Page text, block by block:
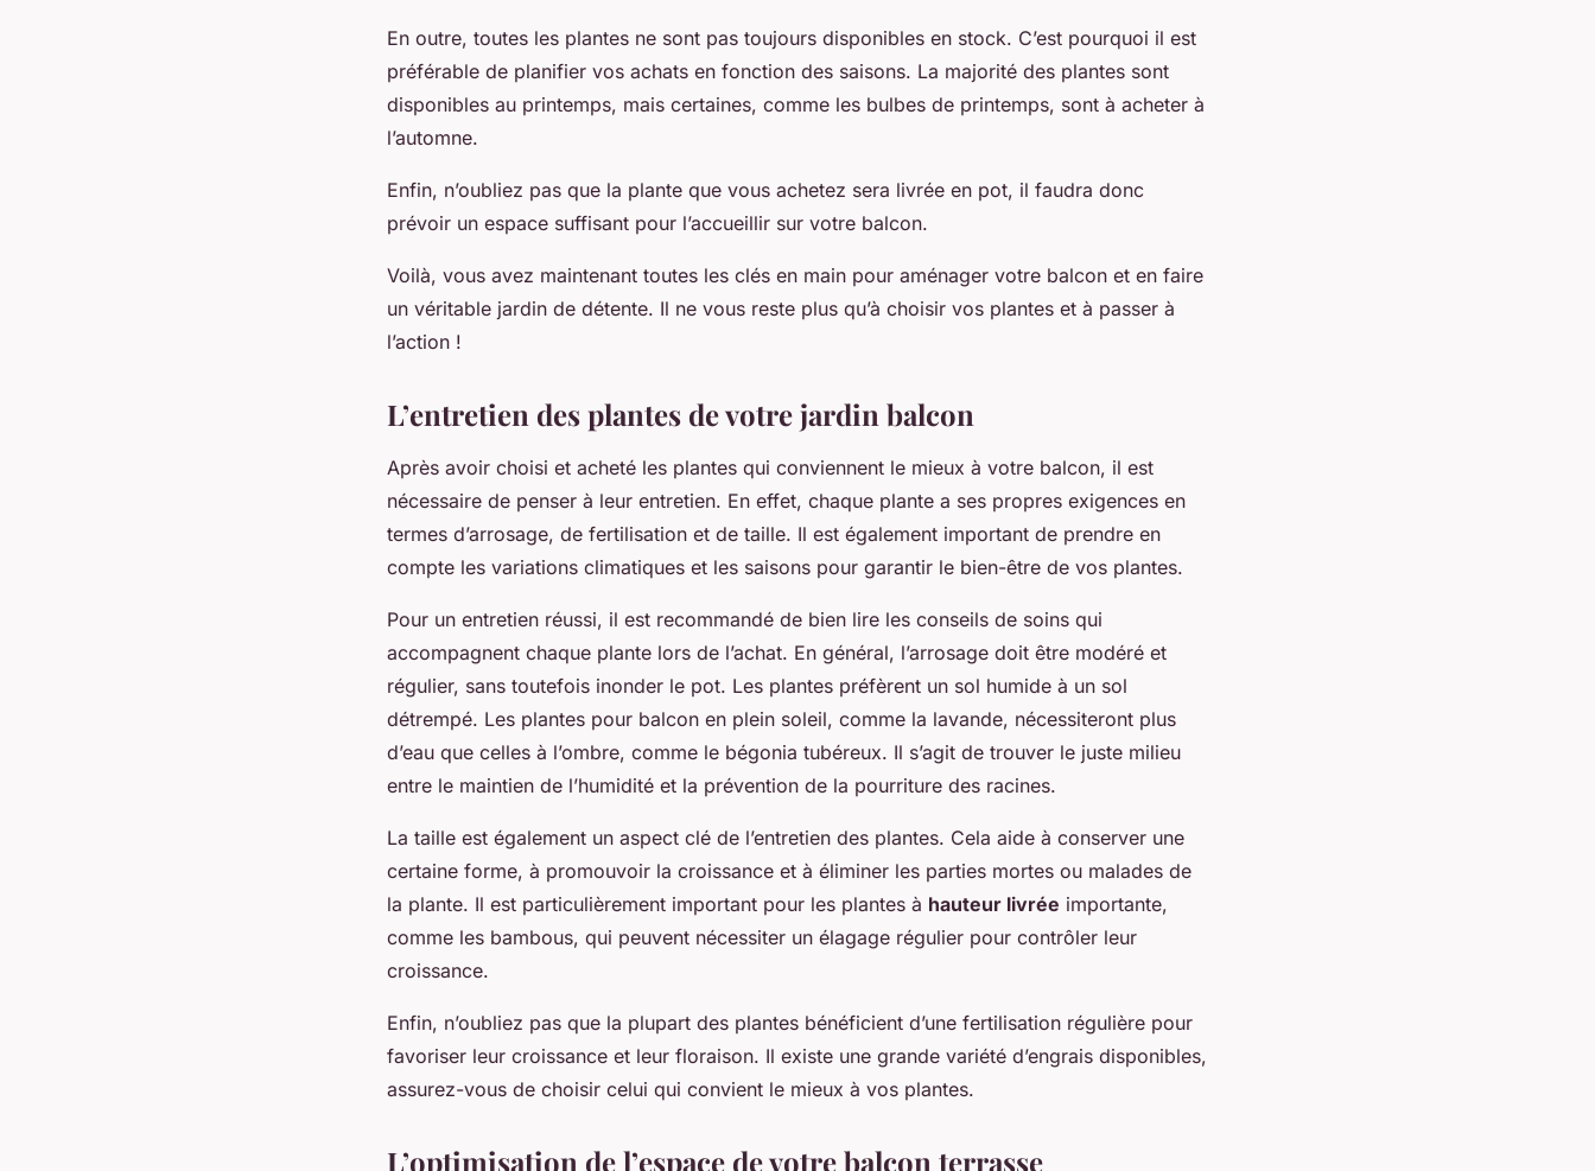
En outre, toutes les plantes ne sont pas toujours disponibles en stock. C’est pourquoi il est
préférable de planifier vos achats en fonction des saisons. La majorité des plantes sont
disponibles au printemps, mais certaines, comme les bulbes de printemps, sont à acheter à
l’automne.
Enfin, n’oubliez pas que la plante que vous achetez sera livrée en pot, il faudra donc
prévoir un espace suffisant pour l’accueillir sur votre balcon.
Voilà, vous avez maintenant toutes les clés en main pour aménager votre balcon et en faire
un véritable jardin de détente. Il ne vous reste plus qu’à choisir vos plantes et à passer à
l’action !
L’entretien des plantes de votre jardin balcon
Après avoir choisi et acheté les plantes qui conviennent le mieux à votre balcon, il est
nécessaire de penser à leur entretien. En effet, chaque plante a ses propres exigences en
termes d’arrosage, de fertilisation et de taille. Il est également important de prendre en
compte les variations climatiques et les saisons pour garantir le bien-être de vos plantes.
Pour un entretien réussi, il est recommandé de bien lire les conseils de soins qui
accompagnent chaque plante lors de l’achat. En général, l’arrosage doit être modéré et
régulier, sans toutefois inonder le pot. Les plantes préfèrent un sol humide à un sol
détrempé. Les plantes pour balcon en plein soleil, comme la lavande, nécessiteront plus
d’eau que celles à l’ombre, comme le bégonia tubéreux. Il s’agit de trouver le juste milieu
entre le maintien de l’humidité et la prévention de la pourriture des racines.
La taille est également un aspect clé de l’entretien des plantes. Cela aide à conserver une
certaine forme, à promouvoir la croissance et à éliminer les parties mortes ou malades de
la plante. Il est particulièrement important pour les plantes à hauteur livrée importante,
comme les bambous, qui peuvent nécessiter un élagage régulier pour contrôler leur
croissance.
Enfin, n’oubliez pas que la plupart des plantes bénéficient d’une fertilisation régulière pour
favoriser leur croissance et leur floraison. Il existe une grande variété d’engrais disponibles,
assurez-vous de choisir celui qui convient le mieux à vos plantes.
L’optimisation de l’espace de votre balcon terrasse